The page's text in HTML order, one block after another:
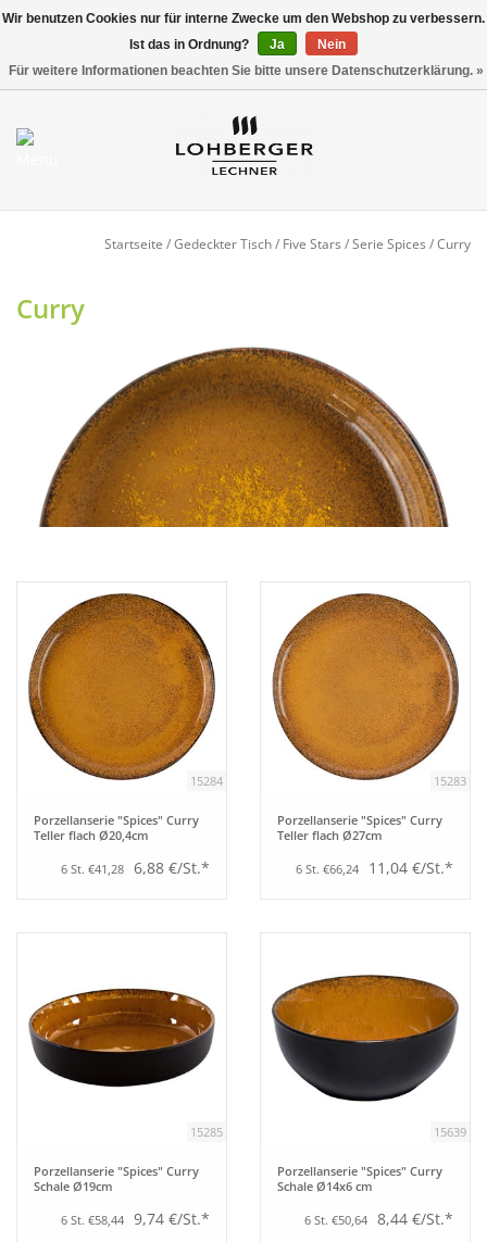
Mein Konto / Kundenkonto
NEU
Fingerfood
Tafeln
Einrichtung
Berufsbekleidung
Küche
Startseite /Gedeckter Tisch/ Five Stars /Serie Spices /Curry
Curry
15284
Porzellanserie "Spices" Curry
Teller flach Ø20,4cm
6 St. €41,28 6,88 €/St.*
15283
Porzellanserie "Spices" Curry
Teller flach Ø27cm
6 St. €66,24 11,04 €/St.*
15285
Porzellanserie "Spices" Curry
Schale Ø19cm
6 St. €58,44 9,74 €/St.*
15639
Porzellanserie "Spices" Curry
Schale Ø14x6 cm
6 St. €50,64 8,44 €/St.*
Wir benutzen Cookies nur für interne Zwecke um den Webshop zu verbessern.
Ist das in Ordnung?
Ja
Nein
Für weitere Informationen beachten Sie bitte unsere Datenschutzerklärung. »